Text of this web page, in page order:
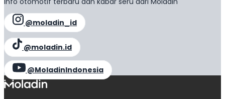
@moladin_id
@moladin.id
@MoladinIndonesia